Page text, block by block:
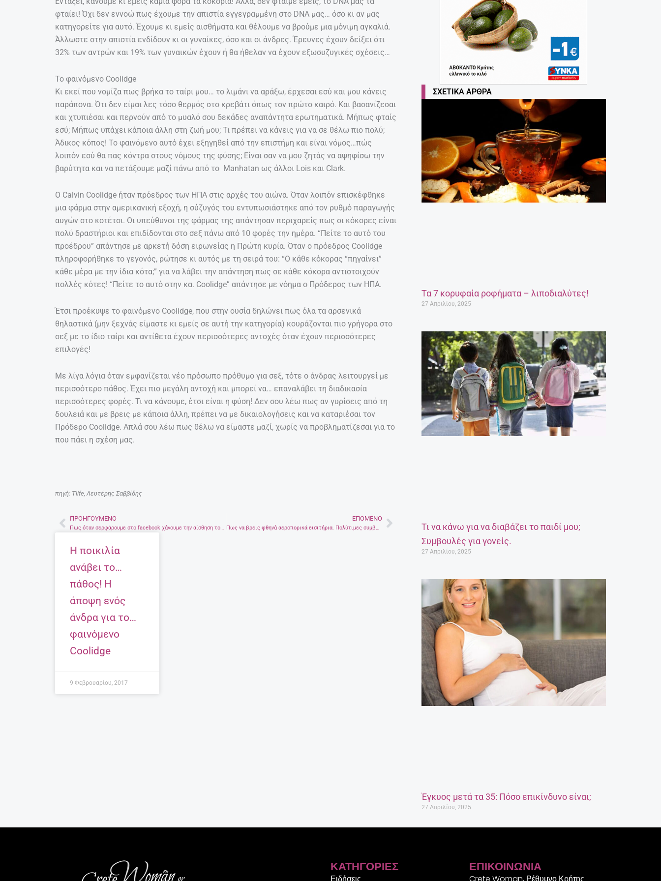
φταίει! Όχι δεν εννοώ πως έχουμε την απιστία εγγεγραμμένη στο DNA μας… όσο κι αν μας
κατηγορείτε για αυτό. Έχουμε κι εμείς αισθήματα και θέλουμε να βρούμε μια μόνιμη αγκαλιά.
Άλλωστε στην απιστία ενδίδουν κι οι γυναίκες, όσο και οι άνδρες. Έρευνες έχουν δείξει ότι
32% των αντρών και 19% των γυναικών έχουν ή θα ήθελαν να έχουν εξωσυζυγικές σχέσεις…
To φαινόμενο Coolidge
Κι εκεί που νομίζα πως βρήκα το ταίρι μου… το λιμάνι να αράξω, έρχεσαι εσύ και μου κάνεις
παράπονα. Ότι δεν είμαι λες τόσο θερμός στο κρεβάτι όπως τον πρώτο καιρό. Και βασανίζεσαι
και χτυπιέσαι και περνούν από το μυαλό σου δεκάδες αναπάντητα ερωτηματικά. Μήπως φταίς
εσύ; Μήπως υπάχει κάποια άλλη στη ζωή μου; Τι πρέπει να κάνεις για να σε θέλω πιο πολύ;
Άδικος κόπος! Το φαινόμενο αυτό έχει εξηγηθεί από την επιστήμη και είναι νόμος…πώς
λοιπόν εσύ θα πας κόντρα στους νόμους της φύσης; Είναι σαν να μου ζητάς να αψηφίσω την
βαρύτητα και να πετάξουμε μαζί πάνω από το Manhatan ως άλλοι Lois και Clark.
O Calvin Coolidge ήταν πρόεδρος των ΗΠΑ στις αρχές του αιώνα. Όταν λοιπόν επισκέφθηκε
μια φάρμα στην αμερικανική εξοχή, η σύζυγός του εντυπωσιάστηκε από τον ρυθμό παραγωγής
αυγών στο κοτέτσι. Οι υπεύθυνοι της φάρμας της απάντησαν περιχαρείς πως οι κόκορες είναι
πολύ δραστήριοι και επιδίδονται στο σεξ πάνω από 10 φορές την ημέρα. “Πείτε το αυτό του
προέδρου” απάντησε με αρκετή δόση ειρωνείας η Πρώτη κυρία. Όταν ο πρόεδρος Coolidge
πληροφορήθηκε το γεγονός, ρώτησε κι αυτός με τη σειρά του: “Ο κάθε κόκορας “πηγαίνει”
κάθε μέρα με την ίδια κότα;” για να λάβει την απάντηση πως σε κάθε κόκορα αντιστοιχούν
πολλές κότες! “Πείτε το αυτό στην κα. Coolidge” απάντησε με νόημα ο Πρόδερος των ΗΠΑ.
Έτσι προέκυψε το φαινόμενο Coolidge, που στην ουσία δηλώνει πως όλα τα αρσενικά
θηλαστικά (μην ξεχνάς είμαστε κι εμείς σε αυτή την κατηγορία) κουράζονται πιο γρήγορα στο
σεξ με το ίδιο ταίρι και αντίθετα έχουν περισσότερες αντοχές όταν έχουν περισσότερες
επιλογές!
Με λίγα λόγια όταν εμφανίζεται νέο πρόσωπο πρόθυμο για σεξ, τότε ο άνδρας λειτουργεί με
περισσότερο πάθος. Έχει πιο μεγάλη αντοχή και μπορεί να… επαναλάβει τη διαδικασία
περισσότερες φορές. Τι να κάνουμε, έτσι είναι η φύση! Δεν σου λέω πως αν γυρίσεις από τη
δουλειά και με βρεις με κάποια άλλη, πρέπει να με δικαιολογήσεις και να καταριέσαι τον
Πρόδερο Coolidge. Απλά σου λέω πως θέλω να είμαστε μαζί, χωρίς να προβληματίζεσαι για το
που πάει η σχέση μας.
πηγή: Tlife, Λευτέρης Σαββίδης
Prev
ΠΡΟΗΓΟΎΜΕΝΟ
Πως όταν σερφάρουμε στο facebook χάνουμε την αίσθηση του χρόνου
ΕΠΌΜΕΝΟ
Πως να βρεις φθηνά αεροπορικά εισιτήρια. Πολύτιμες συμβουλές από τους Yabatravellers Next
Η ποικιλία
ανάβει το…
πάθος! Η
άποψη ενός
άνδρα για το…
φαινόμενο
Coolidge
9 Φεβρουαρίου, 2017
ΣΧΕΤΙΚΆ ΆΡΘΡΑ
Τα 7 κορυφαία ροφήματα – λιποδιαλύτες!
27 Απριλίου, 2025
Τι να κάνω για να διαβάζει το παιδί μου;
Συμβουλές για γονείς.
27 Απριλίου, 2025
Έγκυος μετά τα 35: Πόσο επικίνδυνο είναι;
27 Απριλίου, 2025
ΚΑΤΗΓΟΡΊΕΣ ΕΠΙΚΟΙΝΩΝΊΑ